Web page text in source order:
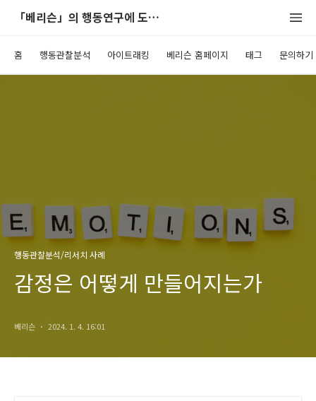
「베리슨」의 행동연구에 도움이 되는 블로그
홈 행동관찰분석 아이트래킹 베리슨 홈페이지 태그 문의하기
행동관찰분석/리서치 사례
감정은 어떻게 만들어지는가
베리슨 2024. 1. 4. 16:01